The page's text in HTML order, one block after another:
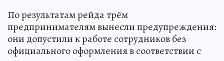
По результатам рейда трём
предпринимателям вынесли предупреждения:
они допустили к работе сотрудников без
официального оформления в соответствии с